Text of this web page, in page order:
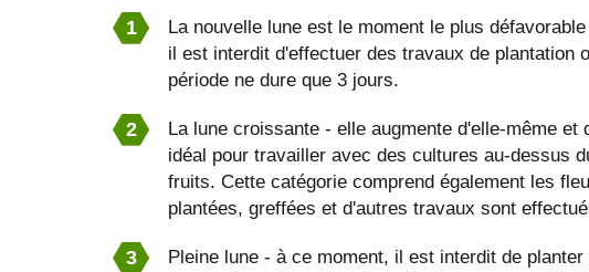
La nouvelle lune est le moment le plus
il est interdit d'effectuer des travaux de plantation
période ne dure que 3 jours.
La lune croissante - elle augmente d'elle-même
idéal pour travailler avec des cultures au-dessus
fruits. Cette catégorie comprend également les
plantées, greffées et d'autres travaux sont
Pleine lune - à ce moment, il est interdit de